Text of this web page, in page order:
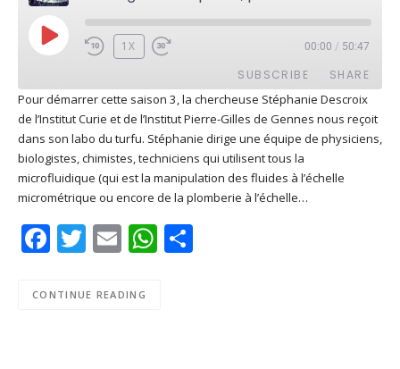
PLAY
EPISODE
1X 00:00 / 50:47
SUBSCRIBE SHARE
Apple Podcasts Deezer
Google Play PocketCasts
Podcast Addict RSS
Spotify
RSS FEED
SHARE
LINK
EMBED
Pour démarrer cette saison 3, la chercheuse Stéphanie Descroix
de l’Institut Curie et de l’Institut Pierre-Gilles de Gennes nous reçoit
dans son labo du turfu. Stéphanie dirige une équipe de physiciens,
biologistes, chimistes, techniciens qui utilisent tous la
microfluidique (qui est la manipulation des fluides à l’échelle
micrométrique ou encore de la plomberie à l’échelle…
Facebook
Twitter
EmailWhatsApp
CONTINUE READING